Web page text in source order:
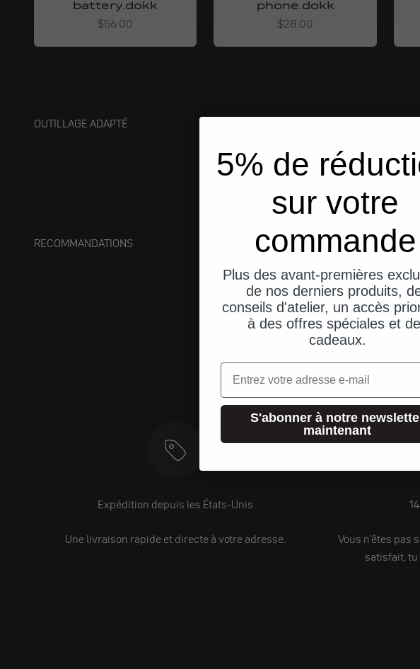
battery.dokk
Angebot
$56.00
phone.dokk
Angebot
$28.00
OUTILLAGE ADAPTÉ
RECOMMANDATIONS
Expédition depuis les États-Unis
Une livraison rapide et directe à votre adresse.
Vous n'êtes pas
satisfait,
5% de
sur votre
commande
Plus des avant-premières
de nos derniers produits,
conseils d'atelier, un accès
à des offres spéciales et
cadeaux.
Email
S'abonner à notre
maintenant